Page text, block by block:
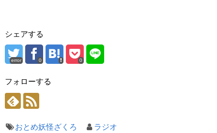
シェアする
error 0 0
フォローする
おとめ妖怪ざくろ ラジオ